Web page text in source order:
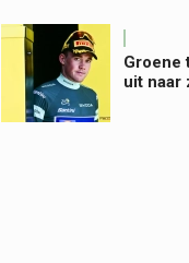
Groene
uit naar